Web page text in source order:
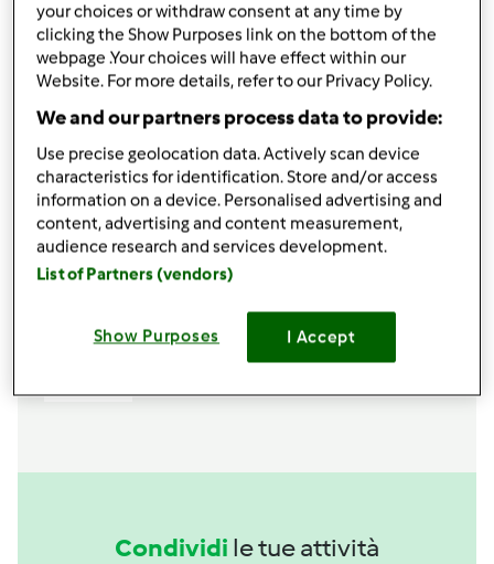
Aggiungi alla lista della spesa
Accessori che ti serviranno
Varoma
acquista
Spatola
acquista
Boccale Completo TM6
acquista
Condividi le tue attività
your choices or withdraw consent at any time by
clicking the Show Purposes link on the bottom of the
webpage .Your choices will have effect within our
Website. For more details, refer to our Privacy Policy.
We and our partners process data to provide:
Use precise geolocation data. Actively scan device
characteristics for identification. Store and/or access
information on a device. Personalised advertising and
content, advertising and content measurement,
audience research and services development.
List of Partners (vendors)
Show Purposes I Accept